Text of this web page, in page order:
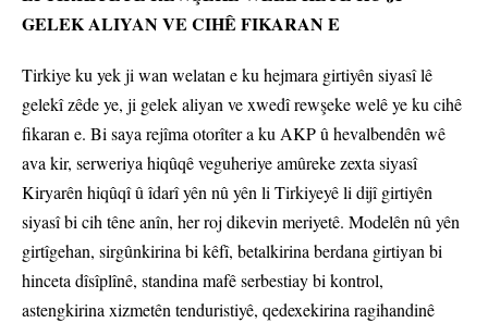
GELEK ALIYAN VE CIHÊ FIKARAN E
Tirkiye ku yek ji wan welatan e ku hejmara girtiyên siyasî lê
gelekî zêde ye, ji gelek aliyan ve xwedî rewşeke welê ye ku cihê
fikaran e. Bi saya rejîma otorîter a ku AKP û hevalbendên wê
ava kir, serweriya hiqûqê veguheriye amûreke zexta siyasî
Kiryarên hiqûqî û îdarî yên nû yên li Tirkiyeyê li dijî girtiyên
siyasî bi cih têne anîn, her roj dikevin meriyetê. Modelên nû yên
girtîgehan, sirgûnkirina bi kêfî, betalkirina berdana girtiyan bi
hinceta dîsîplînê, standina mafê serbestiay bi kontrol,
astengkirina xizmetên tenduristiyê, qedexekirina ragihandinê